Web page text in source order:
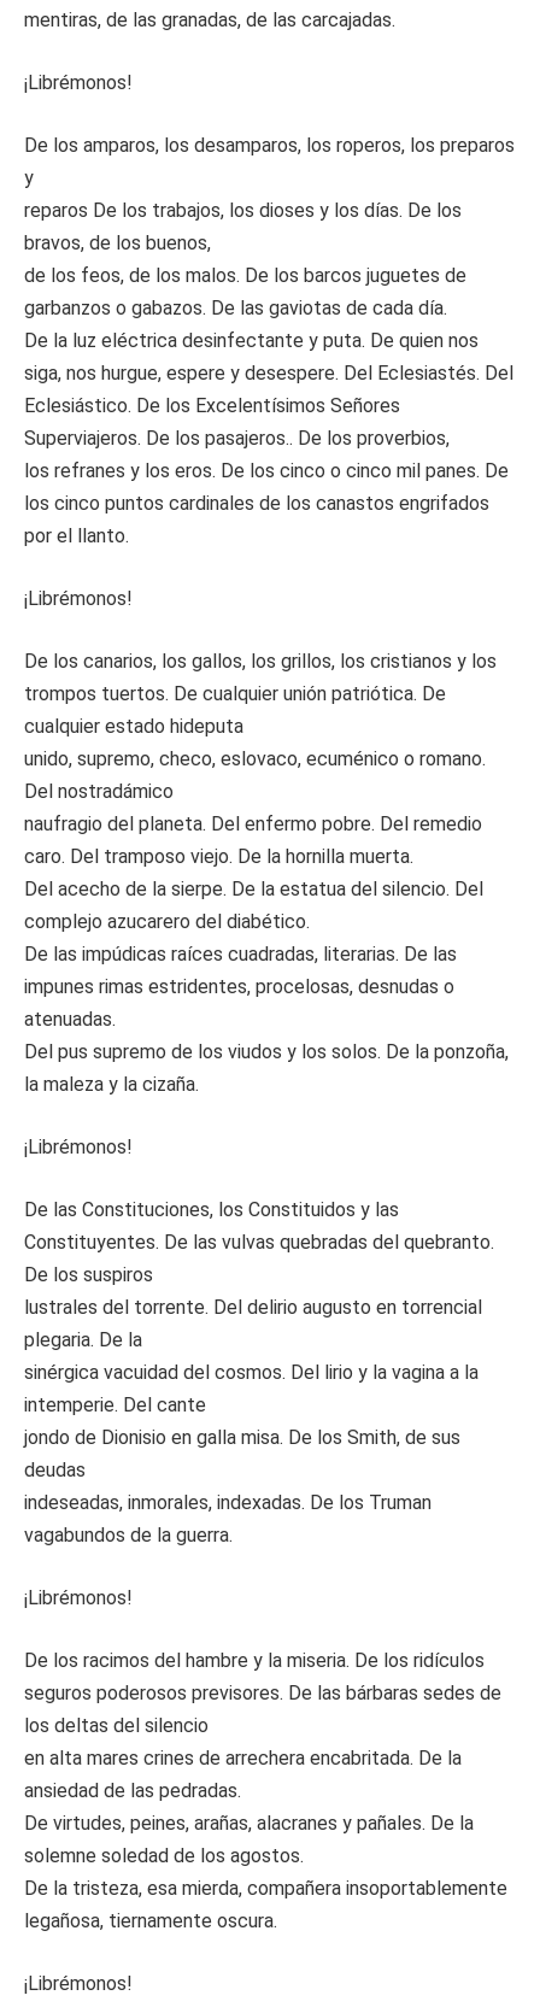
mentiras, de las granadas, de las carcajadas.
¡Librémonos!
De los amparos, los desamparos, los roperos, los preparos
y
reparos De los trabajos, los dioses y los días. De los
bravos, de los buenos,
de los feos, de los malos. De los barcos juguetes de
garbanzos o gabazos. De las gaviotas de cada día.
De la luz eléctrica desinfectante y puta. De quien nos
siga, nos hurgue, espere y desespere. Del Eclesiastés. Del
Eclesiástico. De los Excelentísimos Señores
Superviajeros. De los pasajeros.. De los proverbios,
los refranes y los eros. De los cinco o cinco mil panes. De
los cinco puntos cardinales de los canastos engrifados
por el llanto.
¡Librémonos!
De los canarios, los gallos, los grillos, los cristianos y los
trompos tuertos. De cualquier unión patriótica. De
cualquier estado hideputa
unido, supremo, checo, eslovaco, ecuménico o romano.
Del nostradámico
naufragio del planeta. Del enfermo pobre. Del remedio
caro. Del tramposo viejo. De la hornilla muerta.
Del acecho de la sierpe. De la estatua del silencio. Del
complejo azucarero del diabético.
De las impúdicas raíces cuadradas, literarias. De las
impunes rimas estridentes, procelosas, desnudas o
atenuadas.
Del pus supremo de los viudos y los solos. De la ponzoña,
la maleza y la cizaña.
¡Librémonos!
De las Constituciones, los Constituidos y las
Constituyentes. De las vulvas quebradas del quebranto.
De los suspiros
lustrales del torrente. Del delirio augusto en torrencial
plegaria. De la
sinérgica vacuidad del cosmos. Del lirio y la vagina a la
intemperie. Del cante
jondo de Dionisio en galla misa. De los Smith, de sus
deudas
indeseadas, inmorales, indexadas. De los Truman
vagabundos de la guerra.
¡Librémonos!
De los racimos del hambre y la miseria. De los ridículos
seguros poderosos previsores. De las bárbaras sedes de
los deltas del silencio
en alta mares crines de arrechera encabritada. De la
ansiedad de las pedradas.
De virtudes, peines, arañas, alacranes y pañales. De la
solemne soledad de los agostos.
De la tristeza, esa mierda, compañera insoportablemente
legañosa, tiernamente oscura.
¡Librémonos!